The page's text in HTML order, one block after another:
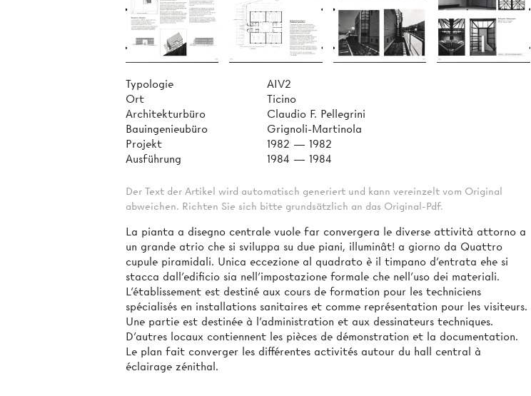
Typologie
AIV2
Ort
Ticino
Architekturbüro
Claudio F. Pellegrini
Bauingenieubüro
Grignoli-Martinola
Projekt
1982 — 1982
Ausführung
1984 — 1984
Der Text der Artikel wird automatisch generiert und kann vereinzelt vom Original
abweichen. Richten Sie sich bitte grundsätzlich an das Original-Pdf.
La pianta a disegno centrale vuole far convergera le diverse attività attorno a
un grande atrio che si sviluppa su due piani, illuminât! a giorno da Quattro
cupule piramidali. Unica eccezione al quadrato è il timpano d'entrata ehe si
stacca dall'edificio sia nell'impostazione formale che nell'uso dei materiali.
L'établissement est destiné aux cours de formation pour les techniciens
spécialisés en installations sanitaires et comme représentation pour les visiteurs.
Une partie est destinée à l'administration et aux dessinateurs techniques.
D'autres locaux contiennent les pièces de démonstration et la documentation.
Le plan fait converger les différentes activités autour du hall central à
éclairage zénithal.